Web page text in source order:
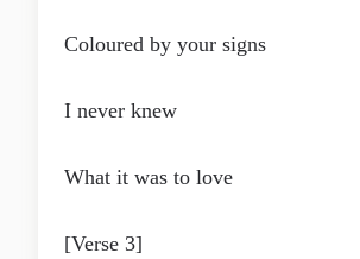
Coloured by your signs
I never knew
What it was to love
[Verse 3]